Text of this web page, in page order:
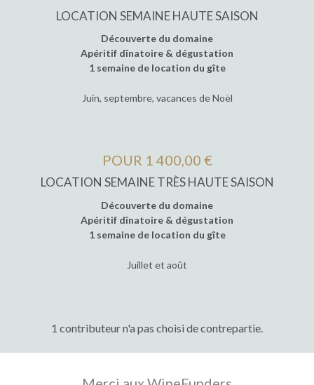
LOCATION SEMAINE HAUTE SAISON
Découverte du domaine
Apéritif dînatoire & dégustation
1 semaine de location du gîte
Juin, septembre, vacances de Noël
POUR 1 400,00 €
LOCATION SEMAINE TRÈS HAUTE SAISON
Découverte du domaine
Apéritif dînatoire & dégustation
1 semaine de location du gîte
Juillet et août
1 contributeur n'a pas choisi de contrepartie.